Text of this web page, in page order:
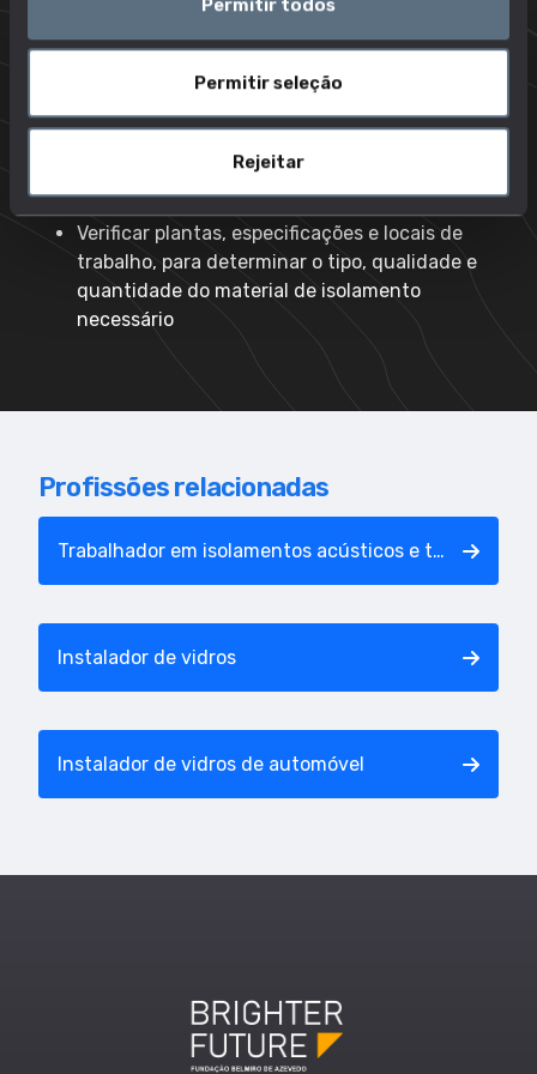
Permitir todos
Permitir seleção
Rejeitar
Isolar equipamento de refrigeração e ar
Selecionar, cortar e instalar vidro em janelas,
portas, proteção para chuveiros e outros locais
em edifícios
Verificar plantas, especificações e locais de
trabalho, para determinar o tipo, qualidade e
quantidade do material de isolamento
necessário
Profissões relacionadas
Trabalhador em isolamentos acústicos e térmicos
Instalador de vidros
Instalador de vidros de automóvel